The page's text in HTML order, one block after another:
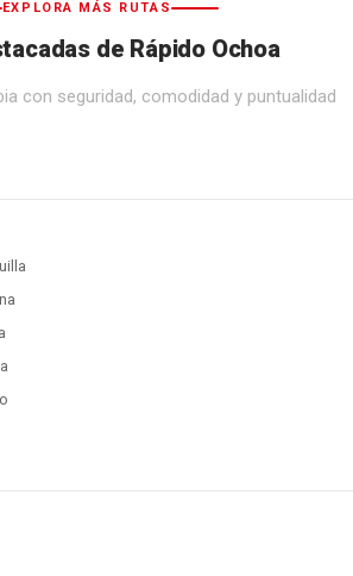
EXPLORA MÁS RUTAS
de Rápido Ochoa
con seguridad, comodidad y puntualidad